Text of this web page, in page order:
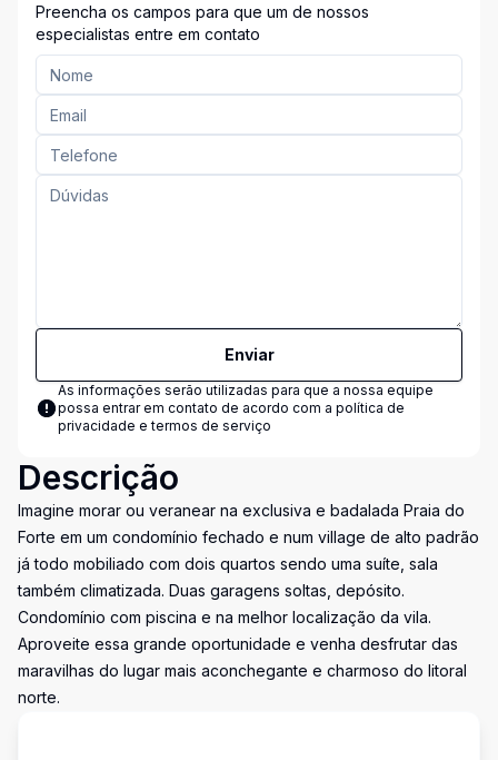
Preencha os campos para que um de nossos
especialistas entre em contato
Enviar
As informações serão utilizadas para que a nossa equipe
possa entrar em contato de acordo com a política de
privacidade e termos de serviço
Descrição
Imagine morar ou veranear na exclusiva e badalada Praia do
Forte em um condomínio fechado e num village de alto padrão
já todo mobiliado com dois quartos sendo uma suíte, sala
também climatizada. Duas garagens soltas, depósito.
Condomínio com piscina e na melhor localização da vila.
Aproveite essa grande oportunidade e venha desfrutar das
maravilhas do lugar mais aconchegante e charmoso do litoral
norte.